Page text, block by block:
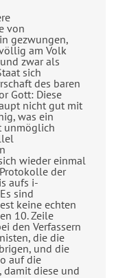
von
gezwungen,
am Volk
zwar als
sich
des baren
Gott: Diese
nicht gut mit
was ein
unmöglich
wieder einmal
der
aufs i-
sind
keine echten
10. Zeile
den Verfassern
die die
und die
auf die
damit diese und